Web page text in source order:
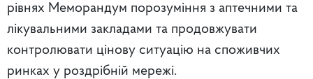
рівнях Меморандум порозуміння з аптечними та
лікувальними закладами та продовжувати
контролювати цінову ситуацію на споживчих
ринках у роздрібній мережі.